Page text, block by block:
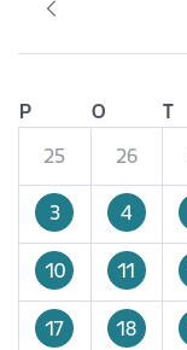
P O T
25
26
3 4
10 11
17 18